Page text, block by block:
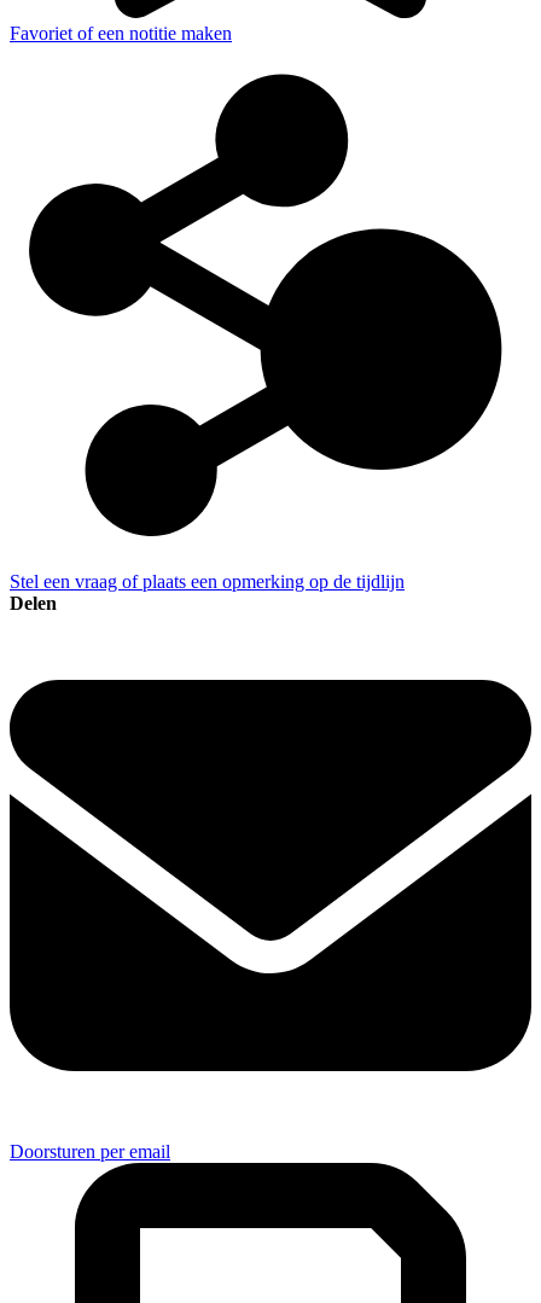
Favoriet of een notitie maken
Stel een vraag of plaats een opmerking op de tijdlijn
Delen
Doorsturen per email